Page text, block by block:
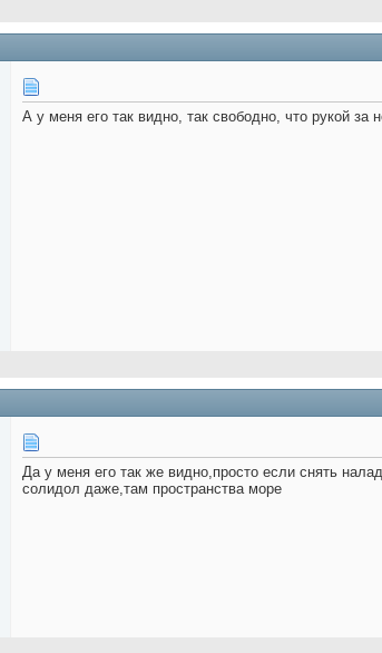
А у меня его так видно, так свободно, что рукой за
Да у меня его так же видно,просто если снять
солидол даже,там пространства море